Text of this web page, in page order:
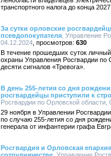
транспортного налога до конца
За сутки орловские
псевдопокупателя , Управление
04.12.2024
630
В течение прошедших суток
охраны Управления Росгвардии по
десяти сигналов «Тревога».
В день 255-летия со дня
росгвардейцы приступили к
Росгвардии по Орловской области,
29 ноября в Управлении
по случаю 255-летия со дня
генерала от инфантерии графа
Росгвардия и Орловская